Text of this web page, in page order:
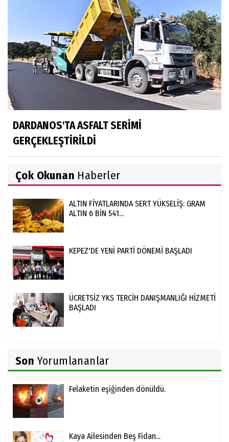
DARDANOS'TA ASFALT SERİMİ
GERÇEKLEŞTİRİLDİ
Çok Okunan Haberler
ALTIN FİYATLARINDA SERT YÜKSELİŞ: GRAM
ALTIN 6 BİN 541...
KEPEZ'DE YENİ PARTİ DÖNEMİ BAŞLADI
ÜCRETSİZ YKS TERCİH DANIŞMANLIĞI HİZMETİ
BAŞLADI
Son Yorumlananlar
Felaketin eşiğinden dönüldü.
Kaya Ailesinden Beş Fidan...